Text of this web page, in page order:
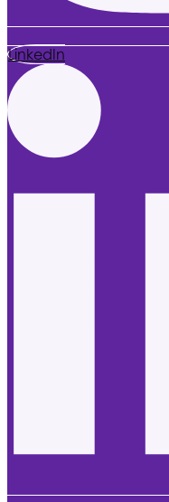
LinkedIn